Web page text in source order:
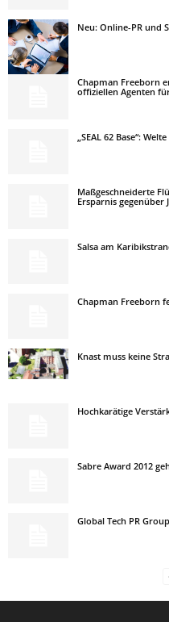
Neu: Online-PR und
Chapman Freeborn
offiziellen Agenten
„SEAL 62 Base“:
Maßgeschneiderte
Ersparnis gegenüber
Salsa am
Chapman Freeborn
Knast muss keine
Hochkarätige
Sabre Award 2012
Global Tech PR